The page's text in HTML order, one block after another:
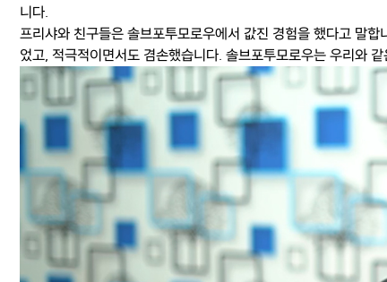
니다.
프리샤와 친구들은 솔브포투모로우에서 값진 경험을 했다고 말
었고, 적극적이면서도 겸손했습니다. 솔브포투모로우는 우리와